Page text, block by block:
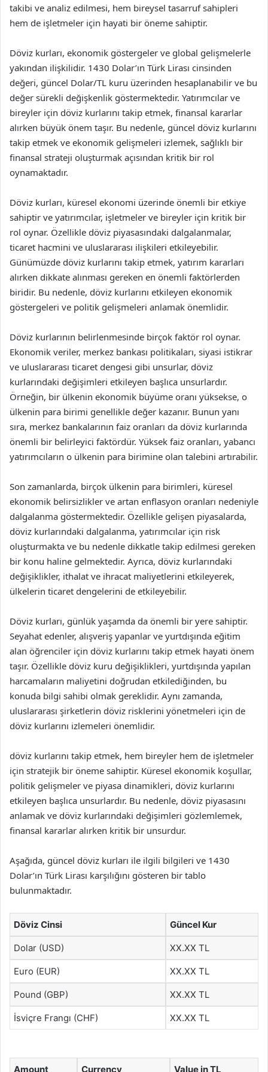
takibi ve analiz edilmesi, hem bireysel tasarruf sahipleri
hem de işletmeler için hayati bir öneme sahiptir.
Döviz kurları, ekonomik göstergeler ve global gelişmelerle
yakından ilişkilidir. 1430 Dolar’ın Türk Lirası cinsinden
değeri, güncel Dolar/TL kuru üzerinden hesaplanabilir ve bu
değer sürekli değişkenlik göstermektedir. Yatırımcılar ve
bireyler için döviz kurlarını takip etmek, finansal kararlar
alırken büyük önem taşır. Bu nedenle, güncel döviz kurlarını
takip etmek ve ekonomik gelişmeleri izlemek, sağlıklı bir
finansal strateji oluşturmak açısından kritik bir rol
oynamaktadır.
Döviz kurları, küresel ekonomi üzerinde önemli bir etkiye
sahiptir ve yatırımcılar, işletmeler ve bireyler için kritik bir
rol oynar. Özellikle döviz piyasasındaki dalgalanmalar,
ticaret hacmini ve uluslararası ilişkileri etkileyebilir.
Günümüzde döviz kurlarını takip etmek, yatırım kararları
alırken dikkate alınması gereken en önemli faktörlerden
biridir. Bu nedenle, döviz kurlarını etkileyen ekonomik
göstergeleri ve politik gelişmeleri anlamak önemlidir.
Döviz kurlarının belirlenmesinde birçok faktör rol oynar.
Ekonomik veriler, merkez bankası politikaları, siyasi istikrar
ve uluslararası ticaret dengesi gibi unsurlar, döviz
kurlarındaki değişimleri etkileyen başlıca unsurlardır.
Örneğin, bir ülkenin ekonomik büyüme oranı yüksekse, o
ülkenin para birimi genellikle değer kazanır. Bunun yanı
sıra, merkez bankalarının faiz oranları da döviz kurlarında
önemli bir belirleyici faktördür. Yüksek faiz oranları, yabancı
yatırımcıların o ülkenin para birimine olan talebini artırabilir.
Son zamanlarda, birçok ülkenin para birimleri, küresel
ekonomik belirsizlikler ve artan enflasyon oranları nedeniyle
dalgalanma göstermektedir. Özellikle gelişen piyasalarda,
döviz kurlarındaki dalgalanma, yatırımcılar için risk
oluşturmakta ve bu nedenle dikkatle takip edilmesi gereken
bir konu haline gelmektedir. Ayrıca, döviz kurlarındaki
değişiklikler, ithalat ve ihracat maliyetlerini etkileyerek,
ülkelerin ticaret dengelerini de etkileyebilir.
Döviz kurları, günlük yaşamda da önemli bir yere sahiptir.
Seyahat edenler, alışveriş yapanlar ve yurtdışında eğitim
alan öğrenciler için döviz kurlarını takip etmek hayati önem
taşır. Özellikle döviz kuru değişiklikleri, yurtdışında yapılan
harcamaların maliyetini doğrudan etkilediğinden, bu
konuda bilgi sahibi olmak gereklidir. Aynı zamanda,
uluslararası şirketlerin döviz risklerini yönetmeleri için de
döviz kurlarını izlemeleri önemlidir.
döviz kurlarını takip etmek, hem bireyler hem de işletmeler
için stratejik bir öneme sahiptir. Küresel ekonomik koşullar,
politik gelişmeler ve piyasa dinamikleri, döviz kurlarını
etkileyen başlıca unsurlardır. Bu nedenle, döviz piyasasını
anlamak ve döviz kurlarındaki değişimleri gözlemlemek,
finansal kararlar alırken kritik bir unsurdur.
Aşağıda, güncel döviz kurları ile ilgili bilgileri ve 1430
Dolar’ın Türk Lirası karşılığını gösteren bir tablo
bulunmaktadır.
Döviz Cinsi Güncel Kur
Dolar (USD) XX.XX TL
Euro (EUR) XX.XX TL
Pound (GBP) XX.XX TL
İsviçre Frangı (CHF) XX.XX TL
Amount Currency Value in TL